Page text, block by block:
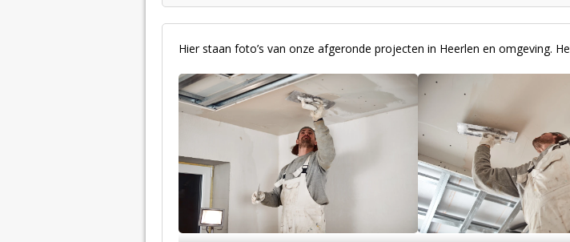
Hier staan foto’s van onze afgeronde projecten in Heerlen en omgeving.